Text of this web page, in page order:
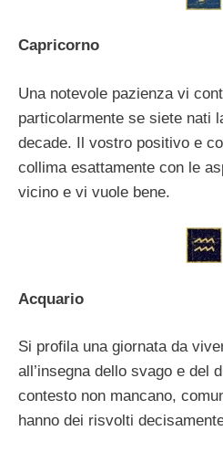
Capricorno
Una notevole pazienza vi
particolarmente se siete nati
decade. Il vostro positivo e
collima esattamente con le
vicino e vi vuole bene.
Acquario
Si profila una giornata da
all’insegna dello svago e del
contesto non mancano,
hanno dei risvolti